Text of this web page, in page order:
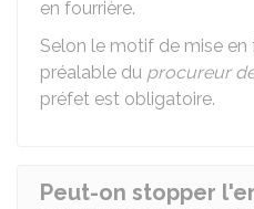
en fourrière.
Selon le motif de mise en
préalable du procureur
préfet est obligatoire.
Peut-on stopper